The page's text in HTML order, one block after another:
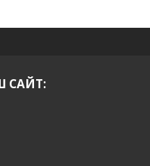
САЙТ: